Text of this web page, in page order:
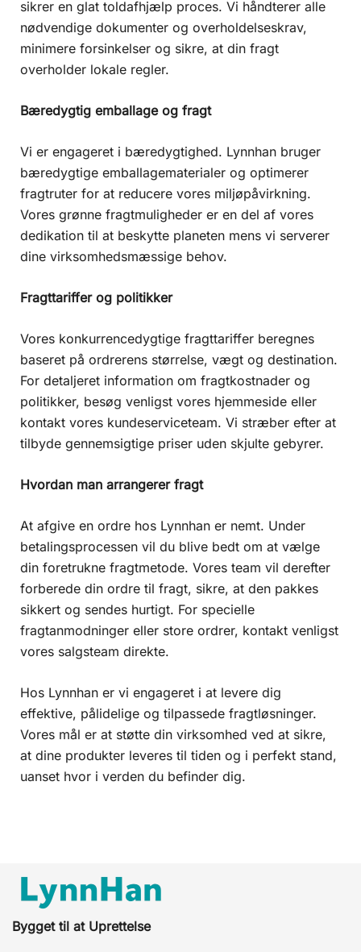
sikrer en glat toldafhjælp proces. Vi håndterer alle
nødvendige dokumenter og overholdelseskrav,
minimere forsinkelser og sikre, at din fragt
overholder lokale regler.
Bæredygtig emballage og fragt
Vi er engageret i bæredygtighed. Lynnhan bruger
bæredygtige emballagematerialer og optimerer
fragtruter for at reducere vores miljøpåvirkning.
Vores grønne fragtmuligheder er en del af vores
dedikation til at beskytte planeten mens vi serverer
dine virksomhedsmæssige behov.
Fragttariffer og politikker
Vores konkurrencedygtige fragttariffer beregnes
baseret på ordrerens størrelse, vægt og destination.
For detaljeret information om fragtkostnader og
politikker, besøg venligst vores hjemmeside eller
kontakt vores kundeserviceteam. Vi stræber efter at
tilbyde gennemsigtige priser uden skjulte gebyrer.
Hvordan man arrangerer fragt
At afgive en ordre hos Lynnhan er nemt. Under
betalingsprocessen vil du blive bedt om at vælge
din foretrukne fragtmetode. Vores team vil derefter
forberede din ordre til fragt, sikre, at den pakkes
sikkert og sendes hurtigt. For specielle
fragtanmodninger eller store ordrer, kontakt venligst
vores salgsteam direkte.
Hos Lynnhan er vi engageret i at levere dig
effektive, pålidelige og tilpassede fragtløsninger.
Vores mål er at støtte din virksomhed ved at sikre,
at dine produkter leveres til tiden og i perfekt stand,
uanset hvor i verden du befinder dig.
Bygget til at Uprettelse